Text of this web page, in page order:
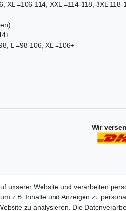
XL =106-114, XXL =114-118, 3XL 118-
L =98-106, XL =106+
Wir
Mein Konto
unserer Website und verarbeiten
z.B. Inhalte und Anzeigen zu
zu analysieren. Die